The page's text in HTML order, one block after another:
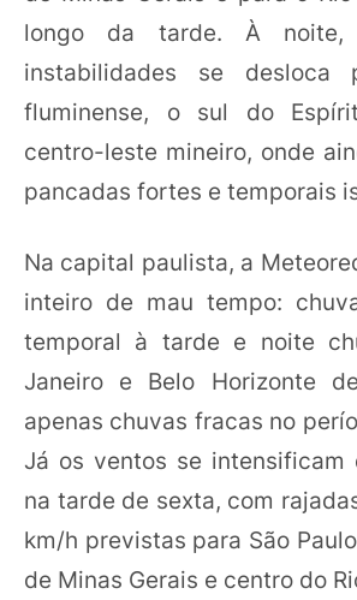
longo da tarde. À
instabilidades se
fluminense, o sul do
centro-leste mineiro, onde
pancadas fortes e temporais
Na capital paulista, a
inteiro de mau tempo:
temporal à tarde e noite
Janeiro e Belo Horizonte
apenas chuvas fracas no
Já os ventos se intensificam
na tarde de sexta, com
km/h previstas para São
de Minas Gerais e centro do